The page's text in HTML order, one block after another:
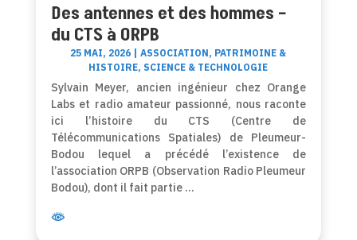
Des antennes et des hommes –
du CTS à ORPB
25 MAI, 2026 |ASSOCIATION, PATRIMOINE &
HISTOIRE, SCIENCE & TECHNOLOGIE
Sylvain Meyer, ancien ingénieur chez Orange
Labs et radio amateur passionné, nous raconte
ici l’histoire du CTS (Centre de
Télécommunications Spatiales) de Pleumeur-
Bodou lequel a précédé l’existence de
l’association ORPB (Observation Radio Pleumeur
Bodou), dont il fait partie …